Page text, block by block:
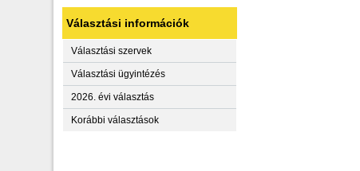
Választási információk
Választási szervek
Választási ügyintézés
2026. évi választás
Korábbi választások